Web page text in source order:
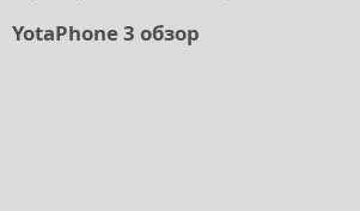
YotaPhone 3 обзор